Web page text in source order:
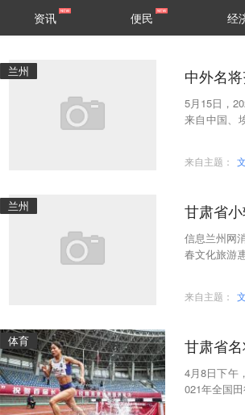
区县
资讯 便民 经
兰州
5月15日，
来自中国、
来自主题：
兰州 甘肃省
信息兰州网
春文化旅游
来自主题：
体育 甘肃省
4月8日下午
021年全国